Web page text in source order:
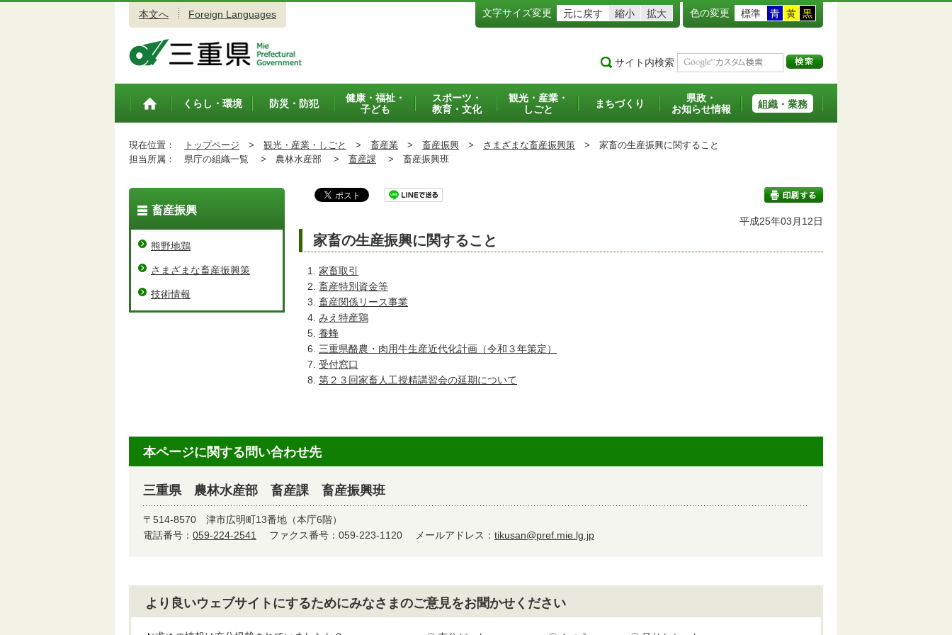
本文へ Foreign Languages 文字サイズ変更 元に戻す 縮小 拡大 色の変更 標準 青 黄 黒
サイト内検索
トップペ
くらし・環境 防災・防犯
健康・福祉・
子ども
スポーツ・
教育・文化
観光・産業・
しごと
まちづくり
県政・
お知らせ情報
組織・業務
現在位置： トップページ > 観光・産業・しごと > 畜産業 > 畜産振興 > さまざまな畜産振興策 > 家畜の生産振興に関すること
担当所属：
県庁の組織一覧 > 農林水産部 > 畜産課 > 畜産振興班
印刷する
平成25年03月12日
家畜の生産振興に関すること
家畜取引
畜産特別資金等
畜産関係リース事業
みえ特産鶏
養蜂
三重県酪農・肉用牛生産近代化計画（令和３年策定）
受付窓口
第２３回家畜人工授精講習会の延期について
畜産振興
熊野地鶏
さまざまな畜産振興策
技術情報
本ページに関する問い合わせ先
三重県 農林水産部 畜産課 畜産振興班
〒514-8570 津市広明町13番地（本庁6階）
電話番号： 059-224-2541 ファクス番号：059-223-1120 メールアドレス： tikusan@pref.mie.lg.jp
より良いウェブサイトにするためにみなさまのご意見をお聞かせください